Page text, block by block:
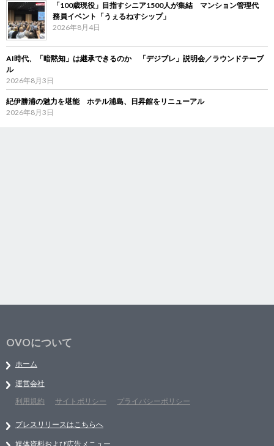
「100歳現役」目指すシニア1500人が集結 マンション管理代
務員イベント「うぇるねすシップ」
2026年8月4日
AI時代、「暗黙知」は継承できるのか 「デジブレ」説明会／ラウンドテーブ
ル
2026年8月3日
紀伊勝浦の魅力を堪能 ホテル浦島、日昇館をリニューアル
2026年8月3日
OVOについて
ホーム
運営会社
利用規約
サイトポリシー プライバシーポリシー
プレスリリースはこちらへ
媒体資料および広告メニュー